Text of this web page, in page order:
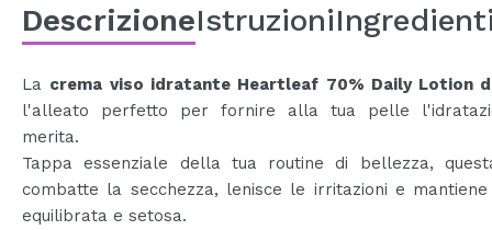
DescrizioneIstruzioni
La crema viso idratante Heartleaf 70% Daily Lotion
l'alleato perfetto per fornire alla tua pelle
merita.
Tappa essenziale della tua routine di bellezza,
combatte la secchezza, lenisce le irritazioni e
equilibrata e setosa.